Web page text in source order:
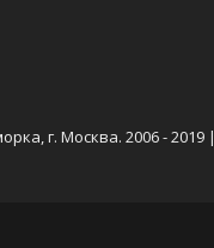
г. Москва. 2006 - 2019 |